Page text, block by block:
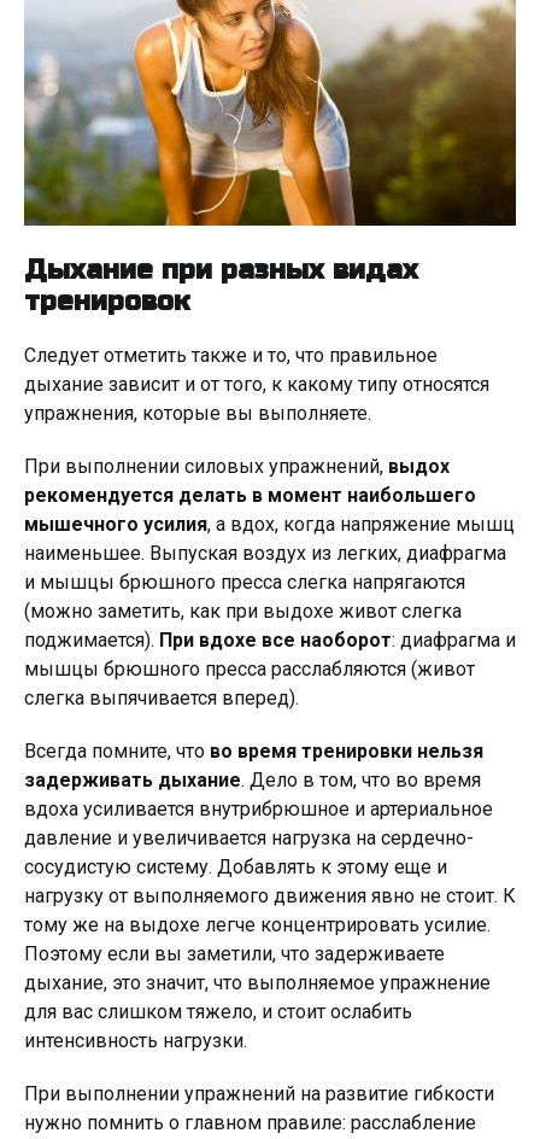
Дыхание при разных видах
тренировок
Следует отметить также и то, что правильное
дыхание зависит и от того, к какому типу относятся
упражнения, которые вы выполняете.
При выполнении силовых упражнений, выдох
рекомендуется делать в момент наибольшего
мышечного усилия, а вдох, когда напряжение мышц
наименьшее. Выпуская воздух из легких, диафрагма
и мышцы брюшного пресса слегка напрягаются
(можно заметить, как при выдохе живот слегка
поджимается). При вдохе все наоборот: диафрагма и
мышцы брюшного пресса расслабляются (живот
слегка выпячивается вперед).
Всегда помните, что во время тренировки нельзя
задерживать дыхание. Дело в том, что во время
вдоха усиливается внутрибрюшное и артериальное
давление и увеличивается нагрузка на сердечно-
сосудистую систему. Добавлять к этому еще и
нагрузку от выполняемого движения явно не стоит. К
тому же на выдохе легче концентрировать усилие.
Поэтому если вы заметили, что задерживаете
дыхание, это значит, что выполняемое упражнение
для вас слишком тяжело, и стоит ослабить
интенсивность нагрузки.
При выполнении упражнений на развитие гибкости
нужно помнить о главном правиле: расслабление